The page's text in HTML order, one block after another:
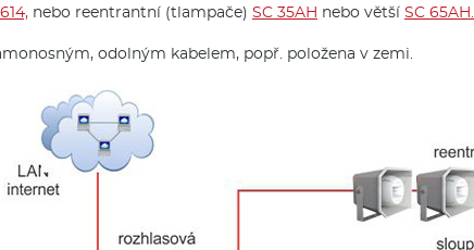
nebo reentrantní (tlampače) SC 35AH nebo větší SC 65AH.
odolným kabelem, popř. položena v zemi.